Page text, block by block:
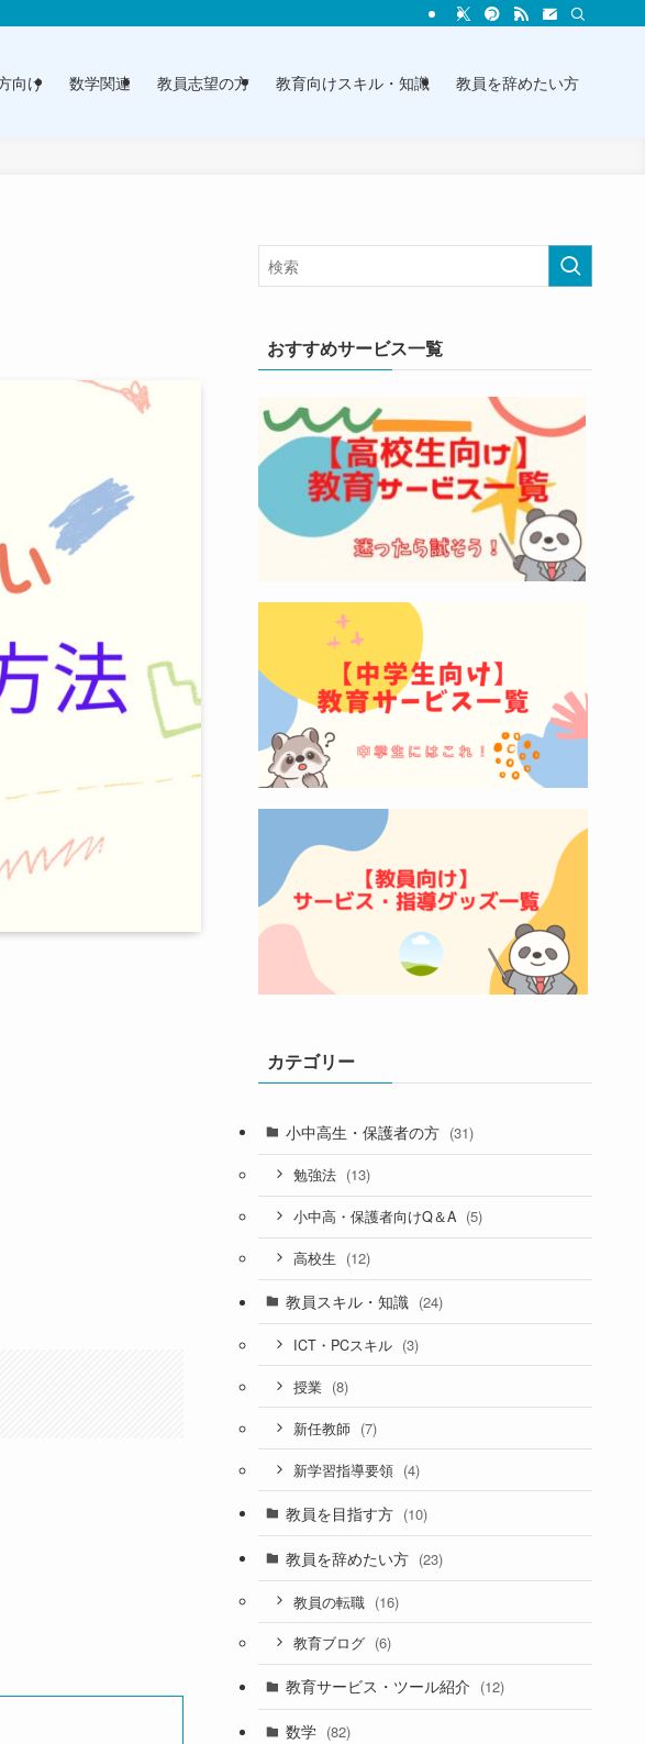
向け 数学関連 教員志望の方 教育向けスキル・知識 教員を辞めたい方
おすすめサービス一覧
カテゴリー
小中高生・保護者の方 (31)
勉強法 (13)
小中高・保護者向けQ＆A (5)
高校生 (12)
教員スキル・知識 (24)
ICT・PCスキル (3)
授業 (8)
新任教師 (7)
新学習指導要領 (4)
教員を目指す方 (10)
教員を辞めたい方 (23)
教員の転職 (16)
教育ブログ (6)
教育サービス・ツール紹介 (12)
数学 (82)